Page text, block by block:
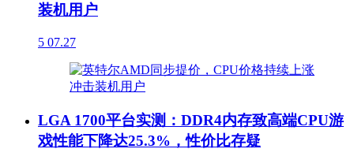
装机用户
5 07.27
LGA 1700平台实测：DDR4内存致高端CPU游
戏性能下降达25.3%，性价比存疑